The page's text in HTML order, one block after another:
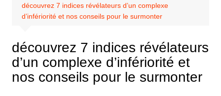
découvrez 7 indices révélateurs d’un complexe
d’infériorité et nos conseils pour le surmonter
découvrez 7 indices révélateurs
d’un complexe d’infériorité et
nos conseils pour le surmonter